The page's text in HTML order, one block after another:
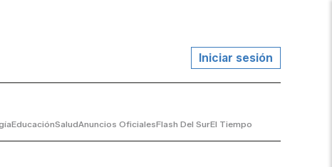
Iniciar sesión
EducaciónSaludAnuncios OficialesFlash Del SurEl Tiempo